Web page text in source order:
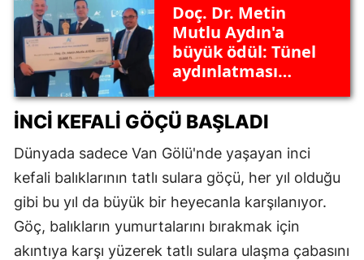
Doç. Dr. Metin
Mutlu Aydın'a
büyük ödül: Tünel
aydınlatması
çalışmasıyla dikkat
çekti
İNCI KEFALI GÖÇÜ BAŞLADI
Dünyada sadece Van Gölü'nde yaşayan inci
kefali balıklarının tatlı sulara göçü, her yıl olduğu
gibi bu yıl da büyük bir heyecanla karşılanıyor.
Göç, balıkların yumurtalarını bırakmak için
akıntıya karşı yüzerek tatlı sulara ulaşma çabasını